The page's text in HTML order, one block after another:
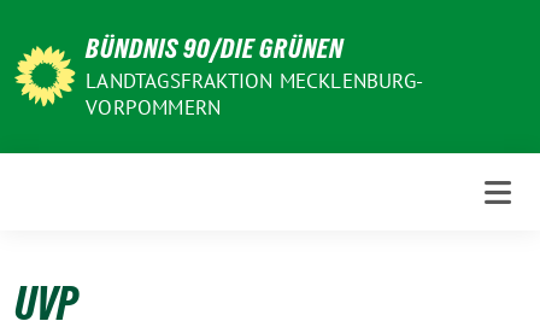
zum
Inhalt
BÜNDNIS 90/DIE GRÜNEN
LANDTAGSFRAKTION MECKLENBURG-
VORPOMMERN
UVP